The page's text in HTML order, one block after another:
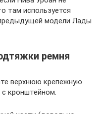
там используется
модели Лады
ремня
верхнюю крепежную
кронштейном.